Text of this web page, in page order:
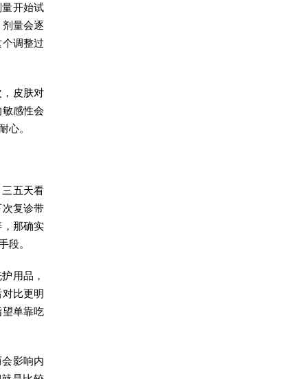
开始试
量会逐
调整过
皮肤对
感性会
心。
五天看
复诊带
那确实
段。
用品，
比更明
单靠吃
影响内